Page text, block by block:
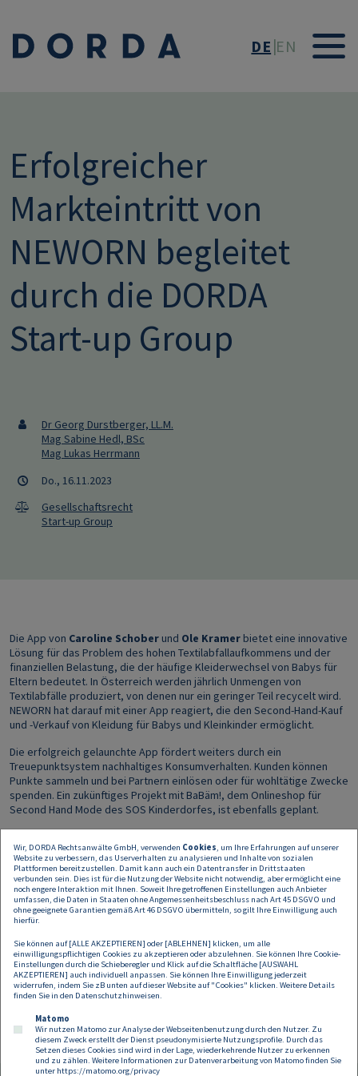
DE EN
Erfolgreicher
Markteintritt von
NEWORN begleitet
durch die DORDA
Start-up Group
Dr Georg Durstberger, LL.M.
Mag Sabine Hedl, BSc
Mag Lukas Herrmann
Do., 16.11.2023
Gesellschaftsrecht
Start-up Group
Die App von Caroline Schober und Ole Kramer bietet eine innovative
Lösung für das Problem des hohen Textilabfallaufkommens und der
finanziellen Belastung, die der häufige Kleiderwechsel von Babys für
Eltern bedeutet. In Österreich werden jährlich Unmengen von
Textilabfälle produziert, von denen nur ein geringer Teil recycelt wird.
NEWORN hat darauf mit einer App reagiert, die den Second-Hand-Kauf
und -Verkauf von Kleidung für Babys und Kleinkinder ermöglicht.
Die erfolgreich gelaunchte App fördert weiters durch ein
Treuepunktsystem nachhaltiges Konsumverhalten. Kunden können
Punkte sammeln und bei Partnern einlösen oder für wohltätige Zwecke
spenden. Ein zukünftiges Projekt mit BaBäm!, dem Onlineshop für
Second Hand Mode des SOS Kinderdorfes, ist ebenfalls geplant.
Begleitung, klar definierter Zielgruppen und der Erfahrung der Gründer
aus ihrem gemeinsamen Masterstudiumreibungslos ab. Die
Finanzierung erfolgte durch einen Business Angel. NEWORN plant
aktuell die Expansion in Österreich und später in Deutschland, mit
weiteren europäischen Märkten im Blick. Wir freuen uns, die nächsten
Schritte dieses innovativen Start-ups mit Sozialem- und
Nachhaltigkeitsfokus weiter mitzuverfolgen.
Mehr Informationen:startup-desk.net
Direkt zur Website von NEWORN:neworn.com
Wir, DORDA Rechtsanwälte GmbH, verwenden Cookies, um Ihre Erfahrungen auf unserer
Website zu verbessern, das Userverhalten zu analysieren und Inhalte von sozialen
Plattformen bereitzustellen. Damit kann auch ein Datentransfer in Drittstaaten
verbunden sein. Dies ist für die Nutzung der Website nicht notwendig, aber ermöglicht eine
noch engere Interaktion mit Ihnen. Soweit Ihre getroffenen Einstellungen auch Anbieter
umfassen, die Daten in Staaten ohne Angemessenheitsbeschluss nach Art 45 DSGVO und
ohne geeignete Garantien gemäß Art 46 DSGVO übermitteln, so gilt Ihre Einwilligung auch
hierfür.
Sie können auf [ALLE AKZEPTIEREN] oder [ABLEHNEN] klicken, um alle
einwilligungspflichtigen Cookies zu akzeptieren oder abzulehnen. Sie können Ihre Cookie-
Einstellungen durch die Schieberegler und Klick auf die Schaltfläche [AUSWAHL
AKZEPTIEREN] auch individuell anpassen. Sie können Ihre Einwilligung jederzeit
widerrufen, indem Sie zB unten auf dieser Website auf "Cookies" klicken. Weitere Details
finden Sie in den Datenschutzhinweisen.
Matomo
Wir nutzen Matomo zur Analyse der Webseitenbenutzung durch den Nutzer. Zu
diesem Zweck erstellt der Dienst pseudonymisierte Nutzungsprofile. Durch das
Setzen dieses Cookies sind wird in der Lage, wiederkehrende Nutzer zu erkennen
und zu zählen. Weitere Informationen zur Datenverarbeitung von Matomo finden Sie
unter https://matomo.org/privacy